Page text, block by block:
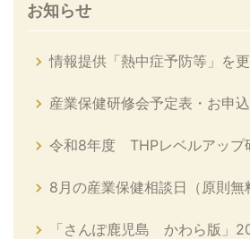
お知らせ
情報提供「熱中症予防等」を
産業保健研修会予定表・お申
令和8年度 THPレベルアップ
8月の産業保健相談日（原則無
「さんぽ鹿児島 かわら版」